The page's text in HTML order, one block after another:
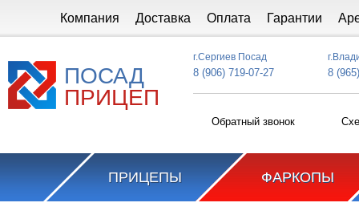
Компания Доставка Оплата Гарантии
ПОСАД
ПРИЦЕП
г.Сергиев Посад
8 (906) 719-07-27 8
Обратный звонок
ПРИЦЕПЫ ФАРКОПЫ